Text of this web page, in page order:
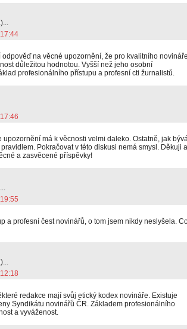
odpověď na věcné upozornění, že pro kvalitního
důležitou hodnotou. Vyšší než jeho osobní
profesionálního přístupu a profesní cti žurnalistů.
upozornění má k věcnosti velmi daleko. Ostatně, jak
Pokračovat v této diskusi nemá smysl. Děkuji a
a zasvěcené příspěvky!
a profesní čest novinářů, o tom jsem nikdy neslyšela.
redakce mají svůj etický kodex novináře. Existuje
Syndikátu novinářů ČR. Základem profesionálního
a vyváženost.